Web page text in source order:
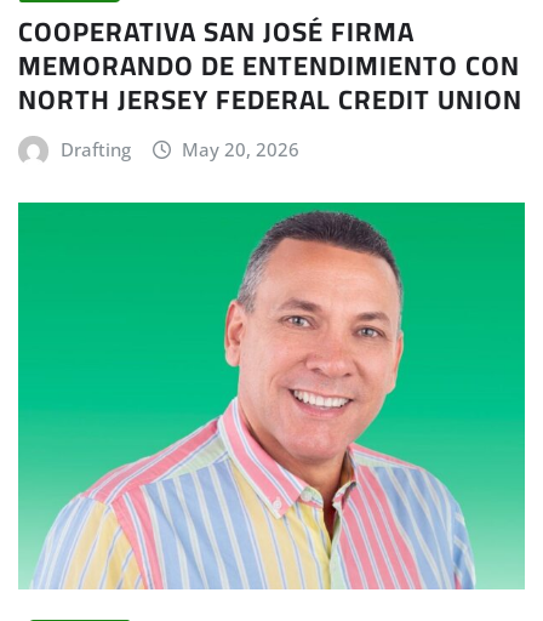
COOPERATIVA SAN JOSÉ FIRMA
MEMORANDO DE ENTENDIMIENTO CON
NORTH JERSEY FEDERAL CREDIT UNION
Drafting May 20, 2026